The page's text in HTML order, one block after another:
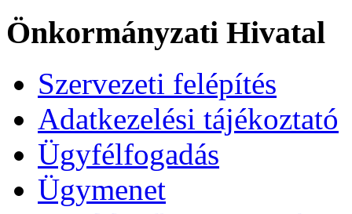
Önkormányzati Hivatal
Szervezeti felépítés
Adatkezelési tájékoztató
Ügyfélfogadás
Ügymenet